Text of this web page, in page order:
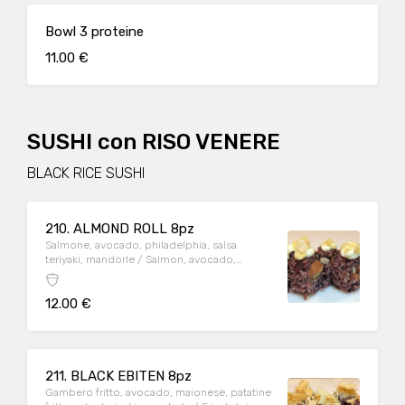
Bowl 3 proteine
11.00 €
SUSHI con RISO VENERE
BLACK RICE SUSHI
210. ALMOND ROLL 8pz
Salmone, avocado, philadelphia, salsa
teriyaki, mandorle / Salmon, avocado,
philadelphia, teriyaki sauce, almonds
12.00 €
211. BLACK EBITEN 8pz
Gambero fritto, avocado, maionese, patatine